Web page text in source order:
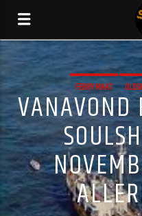
FERRY MAAT
VANAVOND